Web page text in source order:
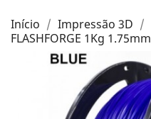
Início Impressão 3D
FLASHFORGE 1Kg 1.75mm